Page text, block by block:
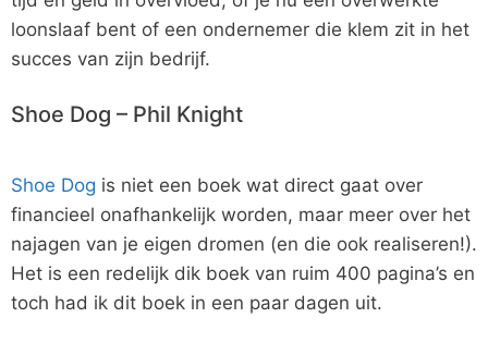
loonslaaf bent of een ondernemer die klem zit in het
succes van zijn bedrijf.
Shoe Dog – Phil Knight
Shoe Dog is niet een boek wat direct gaat over
financieel onafhankelijk worden, maar meer over het
najagen van je eigen dromen (en die ook realiseren!).
Het is een redelijk dik boek van ruim 400 pagina’s en
toch had ik dit boek in een paar dagen uit.